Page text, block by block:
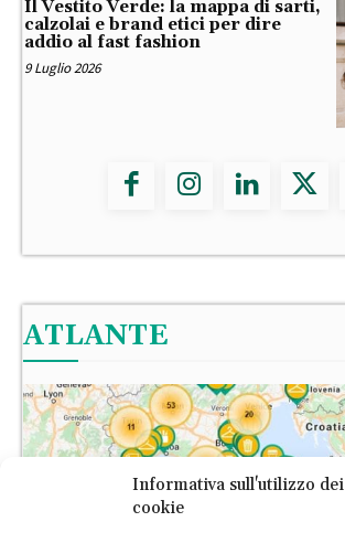
Informativa sull'utilizzo dei
cookie
Il Vestito Verde: la mappa di sarti,
calzolai e brand etici per dire
addio al fast fashion
9 Luglio 2026
ATLANTE